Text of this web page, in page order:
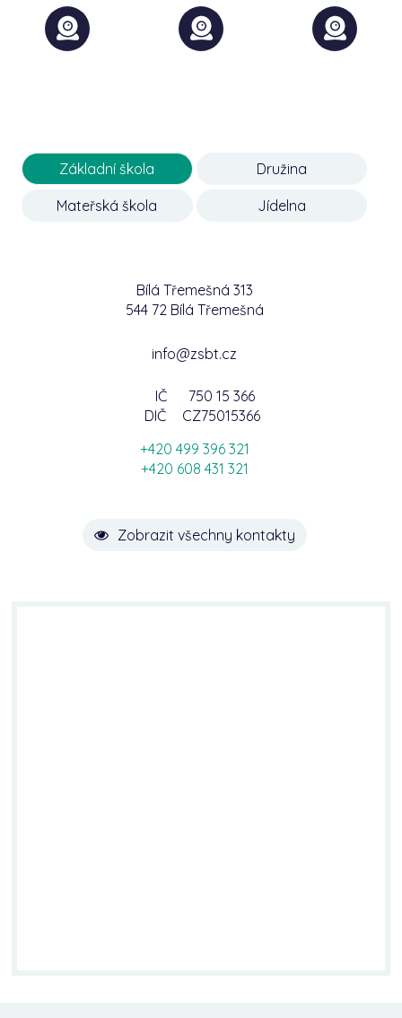
Základní škola Družina
Mateřská škola Jídelna
Bílá Třemešná 313
544 72 Bílá Třemešná
info@zsbt.cz
IČ
750 15 366
DIČ
CZ75015366
+420 499 396 321
+420 608 431 321
Zobrazit všechny kontakty